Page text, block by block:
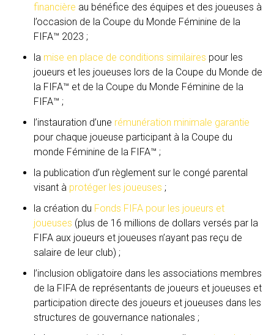
financière au bénéfice des équipes et des joueuses à
l’occasion de la Coupe du Monde Féminine de la
FIFA™ 2023 ;
la mise en place de conditions similaires pour les
joueurs et les joueuses lors de la Coupe du Monde de
la FIFA™ et de la Coupe du Monde Féminine de la
FIFA™ ;
l’instauration d’une rémunération minimale garantie
pour chaque joueuse participant à la Coupe du
monde Féminine de la FIFA™ ;
la publication d’un règlement sur le congé parental
visant à protéger les joueuses ;
la création du Fonds FIFA pour les joueurs et
joueuses (plus de 16 millions de dollars versés par la
FIFA aux joueurs et joueuses n’ayant pas reçu de
salaire de leur club) ;
l’inclusion obligatoire dans les associations membres
de la FIFA de représentants de joueurs et joueuses et
participation directe des joueurs et joueuses dans les
structures de gouvernance nationales ;